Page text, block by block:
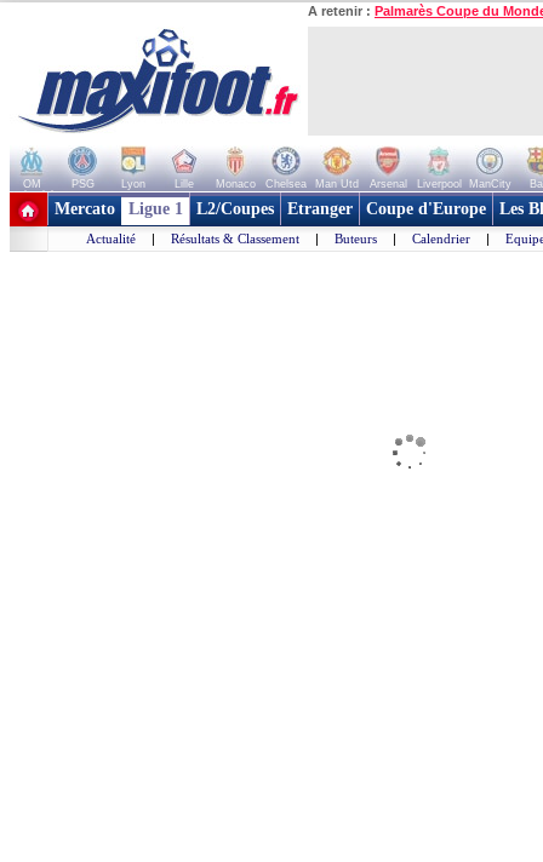
A retenir : Palmarès Coupe du
OM PSG Lyon Lille Monaco Chelsea Man Utd Arsenal Liverpool ManCity
+ de clubs
Mercato Ligue 1 L2/Coupes Etranger Coupe d'Europe Les
Actualité | Résultats & Classement | Buteurs | Calendrier |